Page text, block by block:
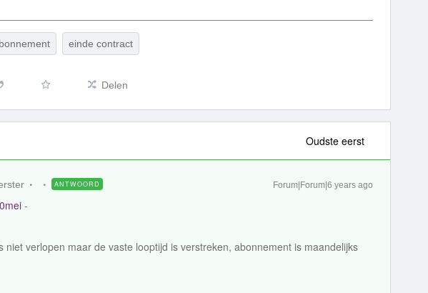
einde contract
Delen
Oudste eerst
ANTWOORD Forum|Forum|6 years ago
-
niet verlopen maar de vaste looptijd is verstreken, abonnement is maandelijks